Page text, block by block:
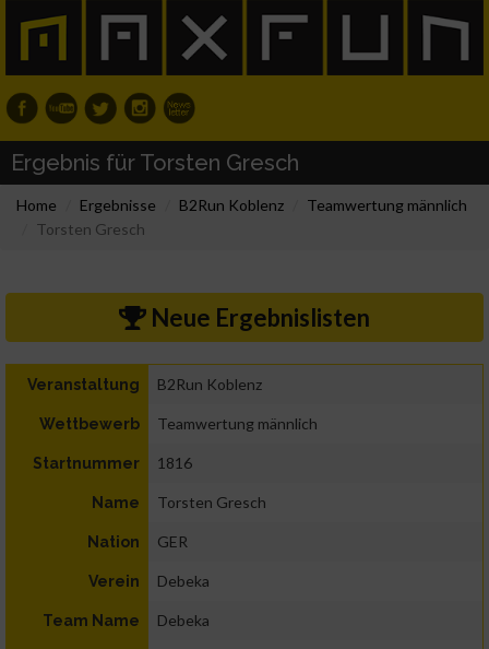
Ergebnis für Torsten Gresch
Home Ergebnisse B2Run Koblenz
Teamwertung männlich
Torsten Gresch
Neue Ergebnislisten
Veranstaltung B2Run Koblenz
Wettbewerb Teamwertung männlich
Startnummer 1816
Name Torsten Gresch
Nation GER
Verein Debeka
Team Name Debeka